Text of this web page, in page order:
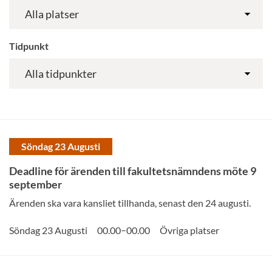
Tidpunkt
Söndag 23 Augusti
Deadline för ärenden till fakultetsnämndens möte 9
september
Ärenden ska vara kansliet tillhanda, senast den 24 augusti.
Söndag 23 Augusti 00.00–00.00 Övriga platser